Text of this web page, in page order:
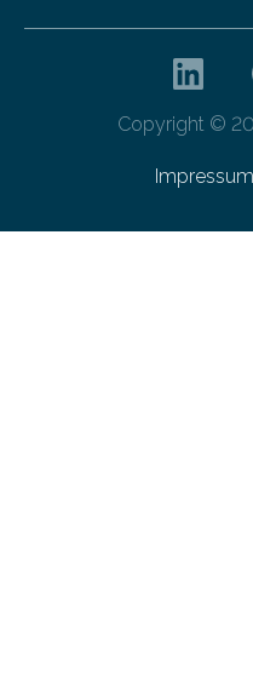
Copyright ©
Impressum